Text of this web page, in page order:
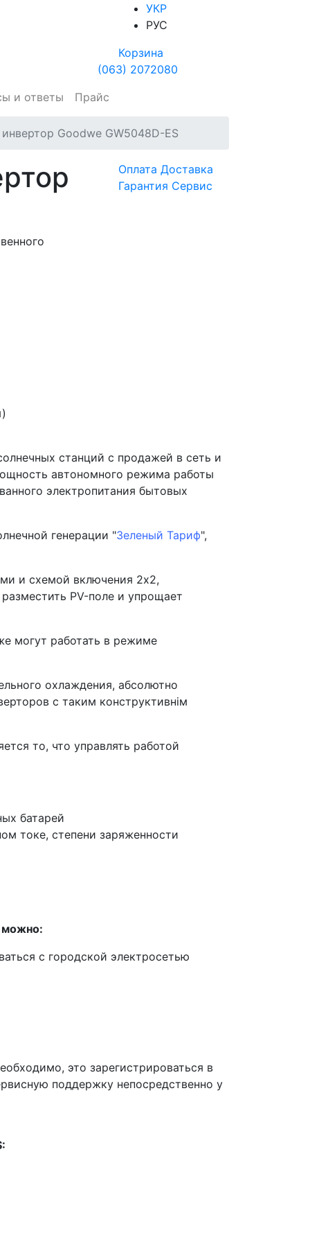
УКР
РУС
Корзина
(063) 2072080
и ответы Прайс
Goodwe GW5048D-ES
Оплата Доставка
Гарантия Сервис
станций с продажей в сеть и
автономного режима работы
электропитания бытовых
генерации "Зеленый Тариф",
и схемой включения 2х2,
PV-поле и упрощает
могут работать в режиме
охлаждения, абсолютно
с таким конструктивнім
то, что управлять работой
батарей
токе, степени заряженности
можно:
с городской электросетью
это зарегистрироваться в
поддержку непосредственно у